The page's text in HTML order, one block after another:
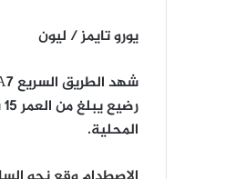
يورو تايمز / ليون
شهد الطريق السريع A7، في مقاطعة إيزير جنوب شرق فرنسا، صباح الخميس،
رضيع يبلغ من العمر 15 شهرًا
المحلية.